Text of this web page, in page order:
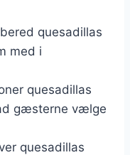
quesadillas
med i
quesadillas
gæsterne vælge
quesadillas